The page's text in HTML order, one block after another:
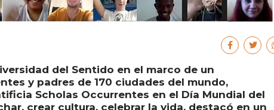
del Sentido en el marco de un
y padres de 170 ciudades del mundo,
Scholas Occurrentes en el Día Mundial del
crear cultura, celebrar la vida, destacó en un